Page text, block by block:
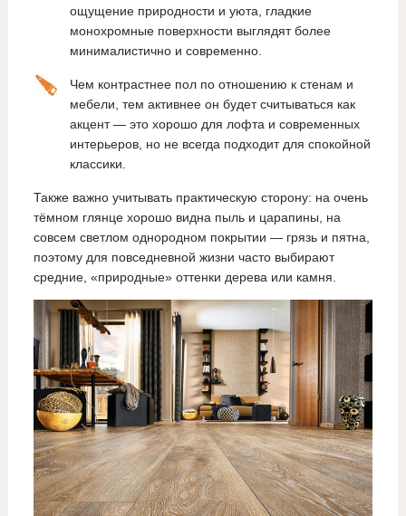
ощущение природности и уюта, гладкие
монохромные поверхности выглядят более
минималистично и современно.
Чем контрастнее пол по отношению к стенам и
мебели, тем активнее он будет считываться как
акцент — это хорошо для лофта и современных
интерьеров, но не всегда подходит для спокойной
классики.
Также важно учитывать практическую сторону: на очень
тёмном глянце хорошо видна пыль и царапины, на
совсем светлом однородном покрытии — грязь и пятна,
поэтому для повседневной жизни часто выбирают
средние, «природные» оттенки дерева или камня.